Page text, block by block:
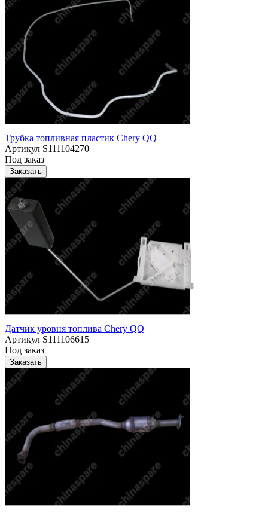
Трубка топливная пластик Chery QQ
Артикул S111104270
Под заказ
Заказать
Датчик уровня топлива Chery QQ
Артикул S111106615
Под заказ
Заказать